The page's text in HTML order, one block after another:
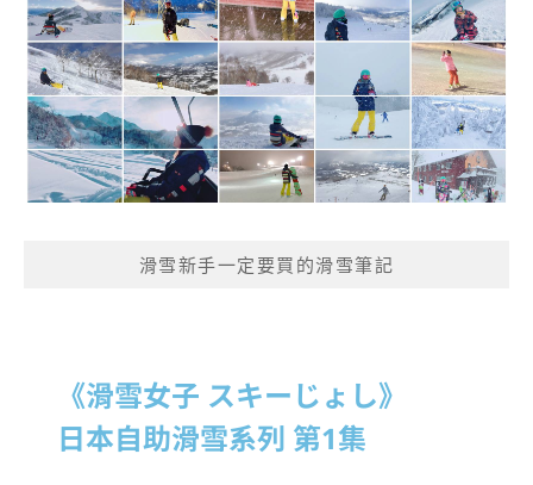
滑雪新手一定要買的滑雪筆記